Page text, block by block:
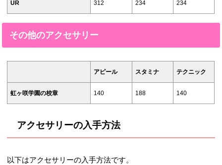
UR 312 234 234
その他のアクセサリー
アピール スタミナ テクニック
虹ヶ咲学園の校章 140 188 140
アクセサリーの入手方法
以下はアクセサリーの入手方法です。